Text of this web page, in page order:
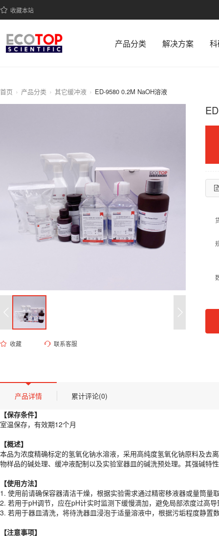
收藏本站
产品分类 解决方案
首页 产品分类 其它缓冲液 ED-9580 0.2M NaOH溶液
收藏 联系客服
产品描述
【保存条件】
室温保存，有效期12个月
【概述】
【使用方法】
1. 使用前请确保容器清洁干燥，根据实验需求通过精密移液器或量筒量
3. 若用于器皿清洗，将待洗器皿浸泡于适量溶液中，根据污垢程度静置
【注意事项】
1. 本品具有强腐蚀性，操作时必须穿戴实验服、防化学护目镜及防腐蚀
2. 储存于阴凉、通风、干燥的库房内，瓶盖须严密密封，防止空气中二
3. 若不慎溅入眼睛或皮肤接触，应立即用大量流动清水冲洗至少15分
产品详情
累计评论(0)
【保存条件】
室温保存，有效期12个月
【概述】
本品为浓度精确标定的氢氧化钠水溶液，采用高纯度氢氧化钠原料及去
物样品的碱处理、缓冲液配制以及实验室器皿的碱洗预处理。其强碱特
【使用方法】
1. 使用前请确保容器清洁干燥，根据实验需求通过精密移液器或量筒量
2. 若用于pH调节，应在pH计实时监测下缓慢滴加，避免局部浓度过高
3. 若用于器皿清洗，将待洗器皿浸泡于适量溶液中，根据污垢程度静置
【注意事项】